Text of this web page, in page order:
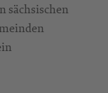
sächsischen